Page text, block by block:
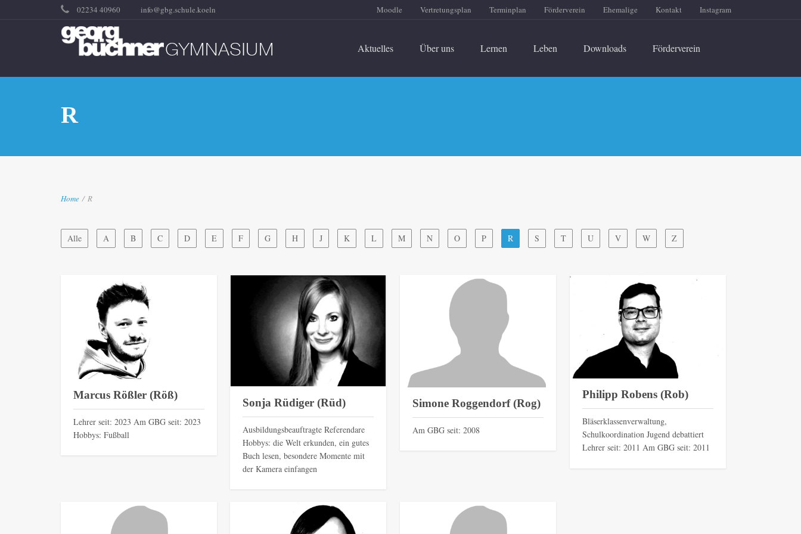
02234 40960 info@gbg.schule.koeln Moodle Vertretungsplan Terminplan Förderverein Ehemalige Kontakt Instagram
Aktuelles Über uns Lernen Leben Downloads Förderverein
R
Home / R
Alle A B C D E F G H J K L M N O P R S T U V W Z
Marcus Rößler (Röß)
Lehrer seit: 2023 Am GBG seit: 2023
Hobbys: Fußball
Sonja Rüdiger (Rüd)
Ausbildungsbeauftragte Referendare
Hobbys: die Welt erkunden, ein gutes
Buch lesen, besondere Momente mit
der Kamera einfangen
Simone Roggendorf (Rog)
Am GBG seit: 2008
Philipp Robens (Rob)
Bläserklassenverwaltung,
Schulkoordination Jugend debattiert
Lehrer seit: 2011 Am GBG seit: 2011